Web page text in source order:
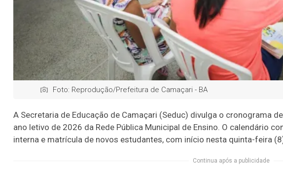
Foto: Reprodução/Prefeitura de Camaçari - BA
A Secretaria de Educação de Camaçari (Seduc) divulga o cronograma
ano letivo de 2026 da Rede Pública Municipal de Ensino. O calendário
interna e matrícula de novos estudantes, com início nesta quinta-feira
Continua após a publicidade